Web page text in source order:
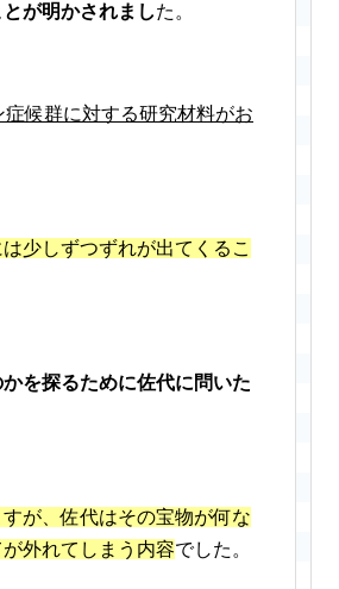
が明かされました。
候群に対する研究材料がお
少しずつずれが出てくるこ
を探るために佐代に問いた
が、佐代はその宝物が何な
外れてしまう内容でした。